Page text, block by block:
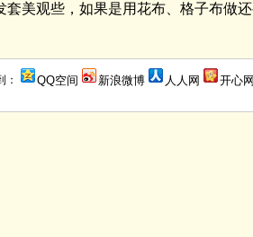
套美观些，如果是用花布、格子布做还
： QQ空间 新浪微博 人人网 开心网